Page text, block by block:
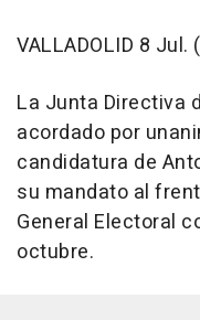
VALLADOLID 8 Jul.
La Junta Directiva
acordado por
candidatura de
su mandato al
General Electoral
octubre.